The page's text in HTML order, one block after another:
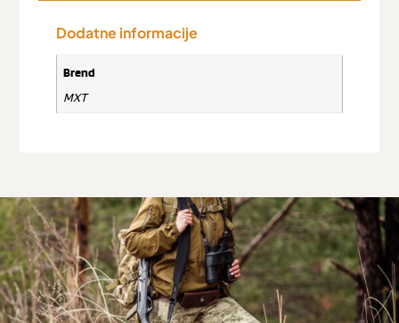
Dodatne informacije
Brend
MXT